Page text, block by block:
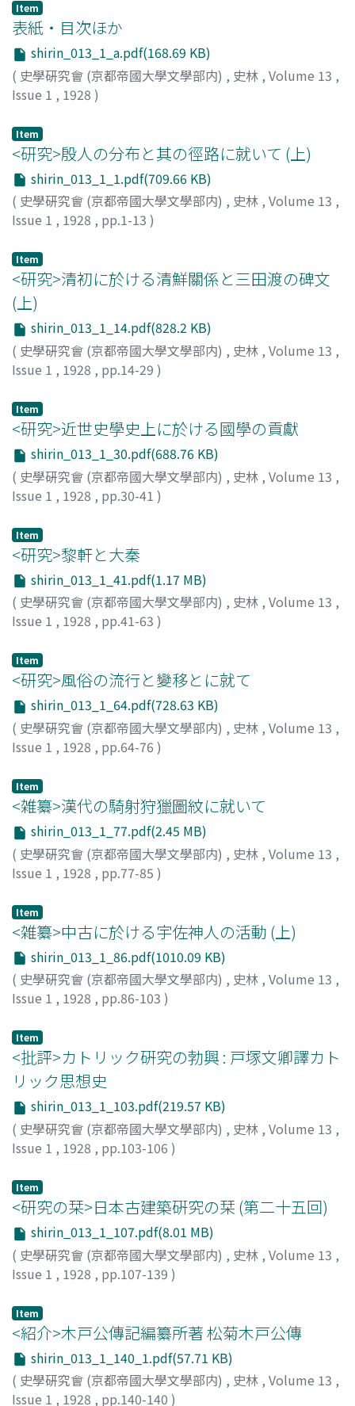
Item
表紙・目次ほか
shirin_013_1_a.pdf(168.69 KB)
( 史學硏究會 (京都帝國大學文學部内) , 史林 , Volume 13 ,
Issue 1 , 1928 )
Item
<研究>殷人の分布と其の徑路に就いて (上)
shirin_013_1_1.pdf(709.66 KB)
( 史學硏究會 (京都帝國大學文學部内) , 史林 , Volume 13 ,
Issue 1 , 1928 , pp.1-13 )
Item
<研究>清初に於ける清鮮關係と三田渡の碑文
(上)
shirin_013_1_14.pdf(828.2 KB)
( 史學硏究會 (京都帝國大學文學部内) , 史林 , Volume 13 ,
Issue 1 , 1928 , pp.14-29 )
Item
<研究>近世史學史上に於ける國學の貢獻
shirin_013_1_30.pdf(688.76 KB)
( 史學硏究會 (京都帝國大學文學部内) , 史林 , Volume 13 ,
Issue 1 , 1928 , pp.30-41 )
Item
<研究>黎軒と大秦
shirin_013_1_41.pdf(1.17 MB)
( 史學硏究會 (京都帝國大學文學部内) , 史林 , Volume 13 ,
Issue 1 , 1928 , pp.41-63 )
Item
<研究>風俗の流行と變移とに就て
shirin_013_1_64.pdf(728.63 KB)
( 史學硏究會 (京都帝國大學文學部内) , 史林 , Volume 13 ,
Issue 1 , 1928 , pp.64-76 )
Item
<雑纂>漢代の騎射狩獵圖紋に就いて
shirin_013_1_77.pdf(2.45 MB)
( 史學硏究會 (京都帝國大學文學部内) , 史林 , Volume 13 ,
Issue 1 , 1928 , pp.77-85 )
Item
<雑纂>中古に於ける宇佐神人の活動 (上)
shirin_013_1_86.pdf(1010.09 KB)
( 史學硏究會 (京都帝國大學文學部内) , 史林 , Volume 13 ,
Issue 1 , 1928 , pp.86-103 )
Item
<批評>カトリック硏究の勃興 : 戸塚文卿譯カト
リック思想史
shirin_013_1_103.pdf(219.57 KB)
( 史學硏究會 (京都帝國大學文學部内) , 史林 , Volume 13 ,
Issue 1 , 1928 , pp.103-106 )
Item
<研究の栞>日本古建築硏究の栞 (第二十五回)
shirin_013_1_107.pdf(8.01 MB)
( 史學硏究會 (京都帝國大學文學部内) , 史林 , Volume 13 ,
Issue 1 , 1928 , pp.107-139 )
Item
<紹介>木戸公傳記編纂所著 松菊木戸公傳
shirin_013_1_140_1.pdf(57.71 KB)
( 史學硏究會 (京都帝國大學文學部内) , 史林 , Volume 13 ,
Issue 1 , 1928 , pp.140-140 )